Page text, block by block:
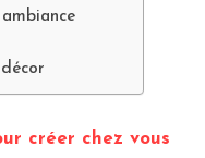
créer chez vous